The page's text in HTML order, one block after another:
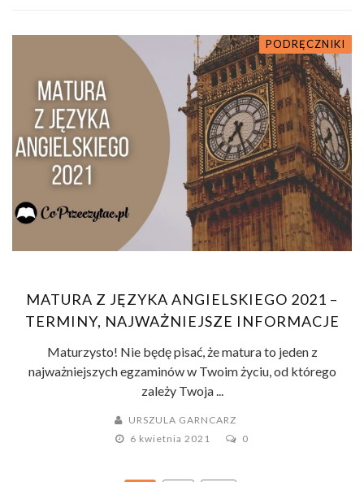
PODRĘCZNIKI
MATURA Z JĘZYKA ANGIELSKIEGO 2021 –
TERMINY, NAJWAŻNIEJSZE INFORMACJE
Maturzysto! Nie będę pisać, że matura to jeden z
najważniejszych egzaminów w Twoim życiu, od którego
zależy Twoja ...
URSZULA GARNCARZ
6 kwietnia 2021
0